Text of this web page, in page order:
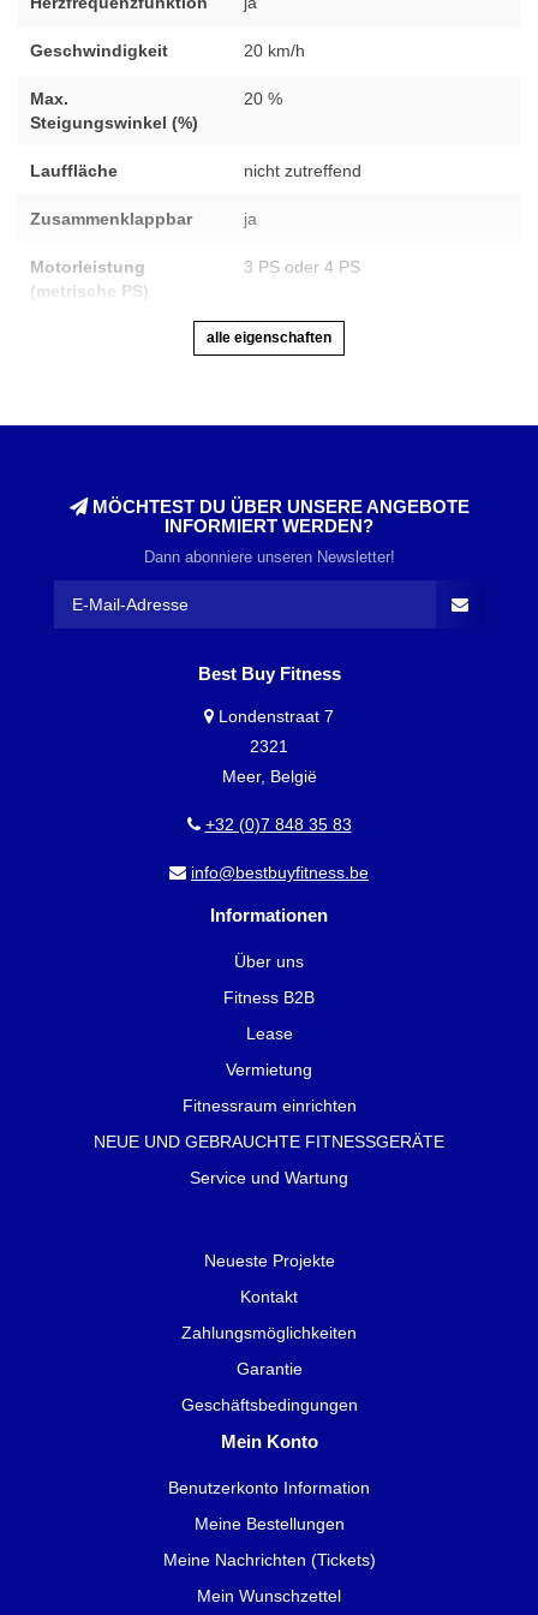
Geschwindigkeit 20 km/h
Max.
Steigungswinkel (%)
20 %
Lauffläche nicht zutreffend
Zusammenklappbar ja
Motorleistung
(metrische PS)
3 PS oder 4 PS
alle eigenschaften
MÖCHTEST DU ÜBER UNSERE ANGEBOTE
INFORMIERT WERDEN?
Dann abonniere unseren Newsletter!
Best Buy Fitness
Londenstraat 7
2321
Meer, België
+32 (0)7 848 35 83
info@bestbuyfitness.be
Informationen
Über uns
Fitness B2B
Lease
Vermietung
Fitnessraum einrichten
NEUE UND GEBRAUCHTE FITNESSGERÄTE
Service und Wartung
Neueste Projekte
Kontakt
Zahlungsmöglichkeiten
Garantie
Geschäftsbedingungen
Mein Konto
Benutzerkonto Information
Meine Bestellungen
Meine Nachrichten (Tickets)
Mein Wunschzettel